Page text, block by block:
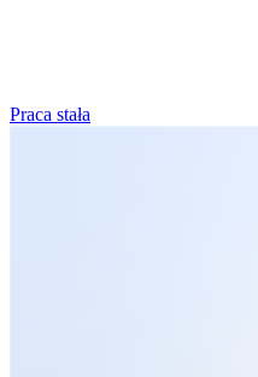
Praca stała